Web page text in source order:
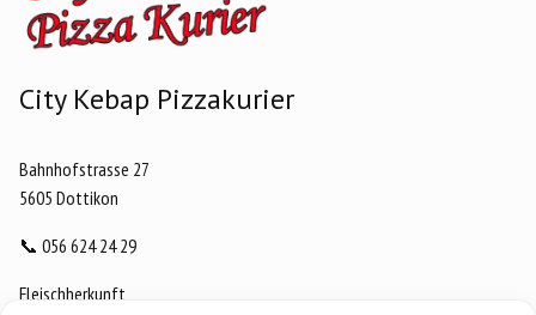
City Kebap Pizzakurier
Bahnhofstrasse 27
5605 Dottikon
📞 056 624 24 29
Fleischherkunft